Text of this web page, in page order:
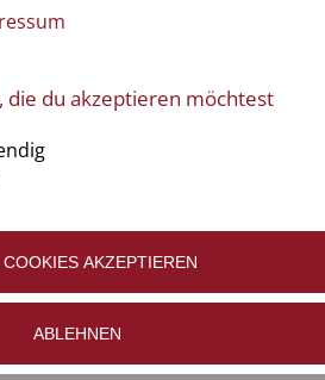
Datenschutz
die du akzeptieren möchtest
AKZEPTIEREN
ABLEHNEN